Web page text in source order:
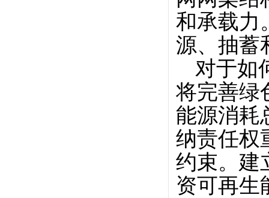
和承载力
源、抽蓄
对于如
将完善绿
能源消耗
纳责任权
约束。建
资可再生